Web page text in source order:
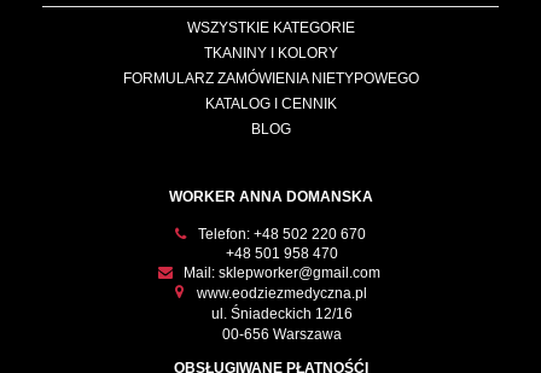
WSZYSTKIE KATEGORIE
TKANINY I KOLORY
FORMULARZ ZAMÓWIENIA NIETYPOWEGO
KATALOG I CENNIK
BLOG
WORKER ANNA DOMANSKA
Telefon: +48 502 220 670
+48 501 958 470
Mail: sklepworker@gmail.com
www.eodziezmedyczna.pl
ul. Śniadeckich 12/16
00-656 Warszawa
OBSŁUGIWANE PŁATNOŚĆI